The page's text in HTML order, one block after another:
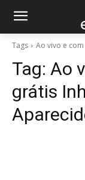
Tags Ao vivo e
Tag: Ao
grátis